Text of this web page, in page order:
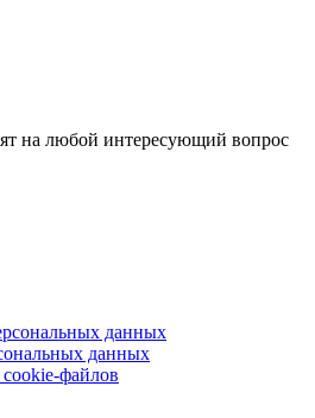
на любой интересующий вопрос
данных
данных
файлов